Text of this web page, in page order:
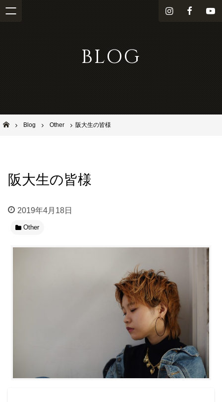
i
Y
BLOG
池田市石橋の美容室ならヘアサロンSolana（ソラーナ）
Blog Other 阪大生の皆様
阪大生の皆様
2019年4月18日
Other